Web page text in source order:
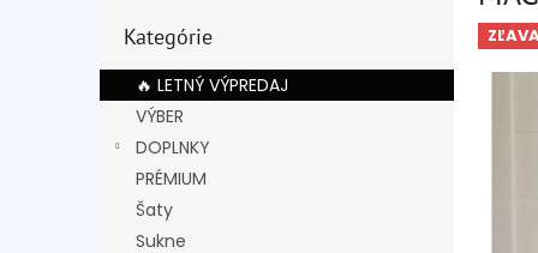
ý
p
kategórie
Kategórie
🔥 LETNÝ VÝPREDAJ
VÝBER
DOPLNKY
PRÉMIUM
Šaty
Sukne